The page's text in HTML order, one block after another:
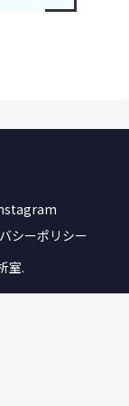
シーポリシー
室.